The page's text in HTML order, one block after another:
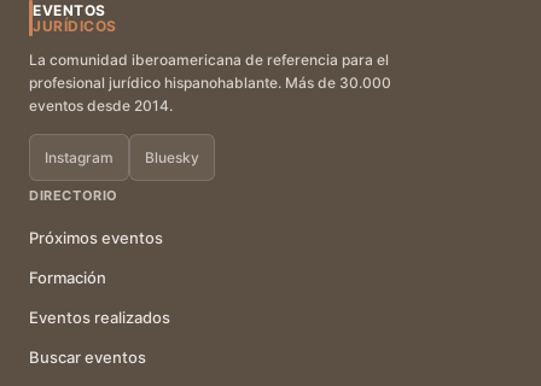
EVENTOS
JURÍDICOS
La comunidad iberoamericana de referencia para el
profesional jurídico hispanohablante. Más de 30.000
eventos desde 2014.
Instagram Bluesky
DIRECTORIO
Próximos eventos
Formación
Eventos realizados
Buscar eventos